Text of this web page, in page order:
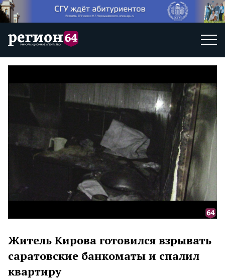
Житель Кирова готовился взрывать
саратовские банкоматы и спалил
квартиру